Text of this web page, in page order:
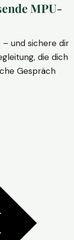
MPU-
– und sichere dir
die dich
Gespräch